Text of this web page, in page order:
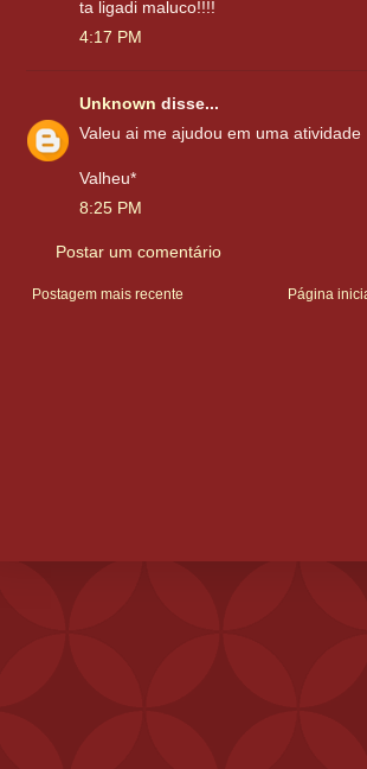
ta ligadi maluco!!!!
4:17 PM
Unknown disse...
Valeu ai me ajudou em uma atividade
Valheu*
8:25 PM
Postar um comentário
Postagem mais recente Página